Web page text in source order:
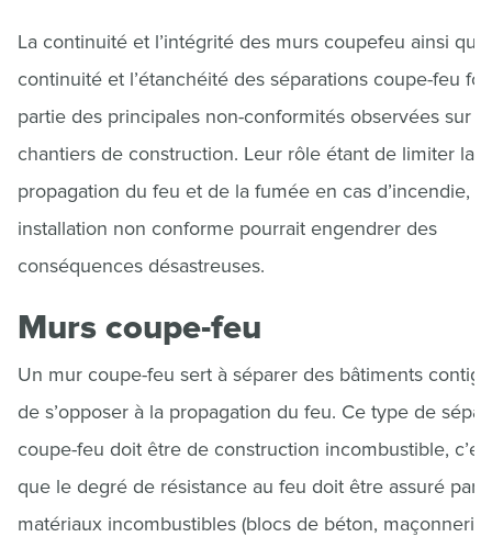
La continuité et l’intégrité des murs coupefeu ainsi que
continuité et l’étanchéité des séparations coupe-feu
partie des principales non-conformités observées sur
chantiers de construction. Leur rôle étant de limiter la
propagation du feu et de la fumée en cas d’incendie,
installation non conforme pourrait engendrer des
conséquences désastreuses.
Murs coupe-feu
Un mur coupe-feu sert à séparer des bâtiments
de s’opposer à la propagation du feu. Ce type de
coupe-feu doit être de construction incombustible,
que le degré de résistance au feu doit être assuré par
matériaux incombustibles (blocs de béton, maçonnerie